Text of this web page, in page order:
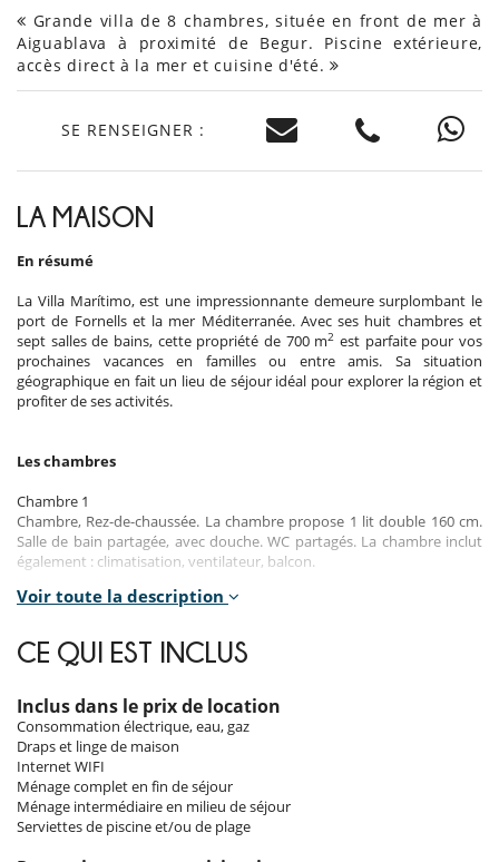
Grande villa de 8 chambres, située en front de mer à
Aiguablava à proximité de Begur. Piscine extérieure,
accès direct à la mer et cuisine d'été.
SE RENSEIGNER :
LA MAISON
En résumé
La Villa Marítimo, est une impressionnante demeure surplombant le
port de Fornells et la mer Méditerranée. Avec ses huit chambres et
sept salles de bains, cette propriété de 700 m2 est parfaite pour vos
prochaines vacances en familles ou entre amis. Sa situation
géographique en fait un lieu de séjour idéal pour explorer la région et
profiter de ses activités.
Les chambres
Chambre 1
Chambre, Rez-de-chaussée. La chambre propose 1 lit double 160 cm.
Salle de bain partagée, avec douche. WC partagés. La chambre inclut
également : climatisation, ventilateur, balcon.
Chambre 2
bain partagée, avec douche. WC partagés. La chambre inclut
également : climatisation, ventilateur, balcon.
Chambre 3
Chambre, 1er étage. La chambre propose 2 lit simple. Salle de bain
privée, avec 2 vasques, douche. WC dans la salle de bain. La chambre
inclut également : climatisation, ventilateur, balcon.
Chambre 4
Chambre, 1er étage. La chambre propose 1 lit double 180 cm. Salle de
bain privée, avec 2 vasques, douche. WC dans la salle de bain. La
Voir toute la description
CE QUI EST INCLUS
Inclus dans le prix de location
Consommation électrique, eau, gaz
Draps et linge de maison
Internet WIFI
Ménage complet en fin de séjour
Ménage intermédiaire en milieu de séjour
Serviettes de piscine et/ou de plage